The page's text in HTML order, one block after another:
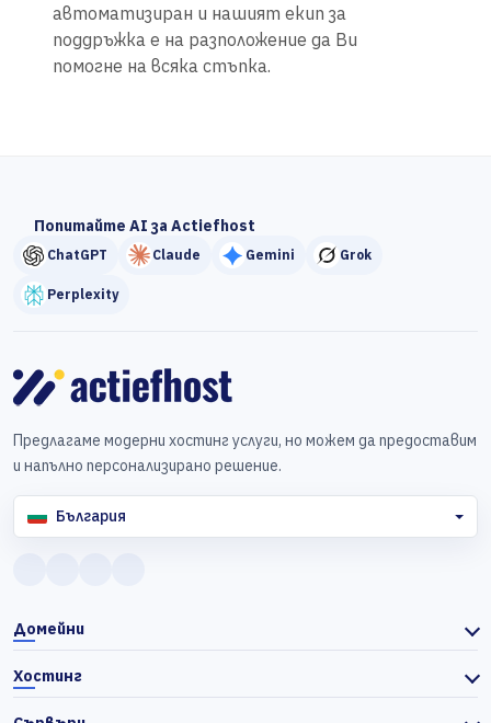
автоматизиран и нашият екип за
поддръжка е на разположение да Ви
помогне на всяка стъпка.
Попитайте AI за Actiefhost
ChatGPT Claude Gemini Grok
Perplexity
Предлагаме модерни хостинг услуги, но можем да предоставим
и напълно персонализирано решение.
България
Домейни
Хостинг